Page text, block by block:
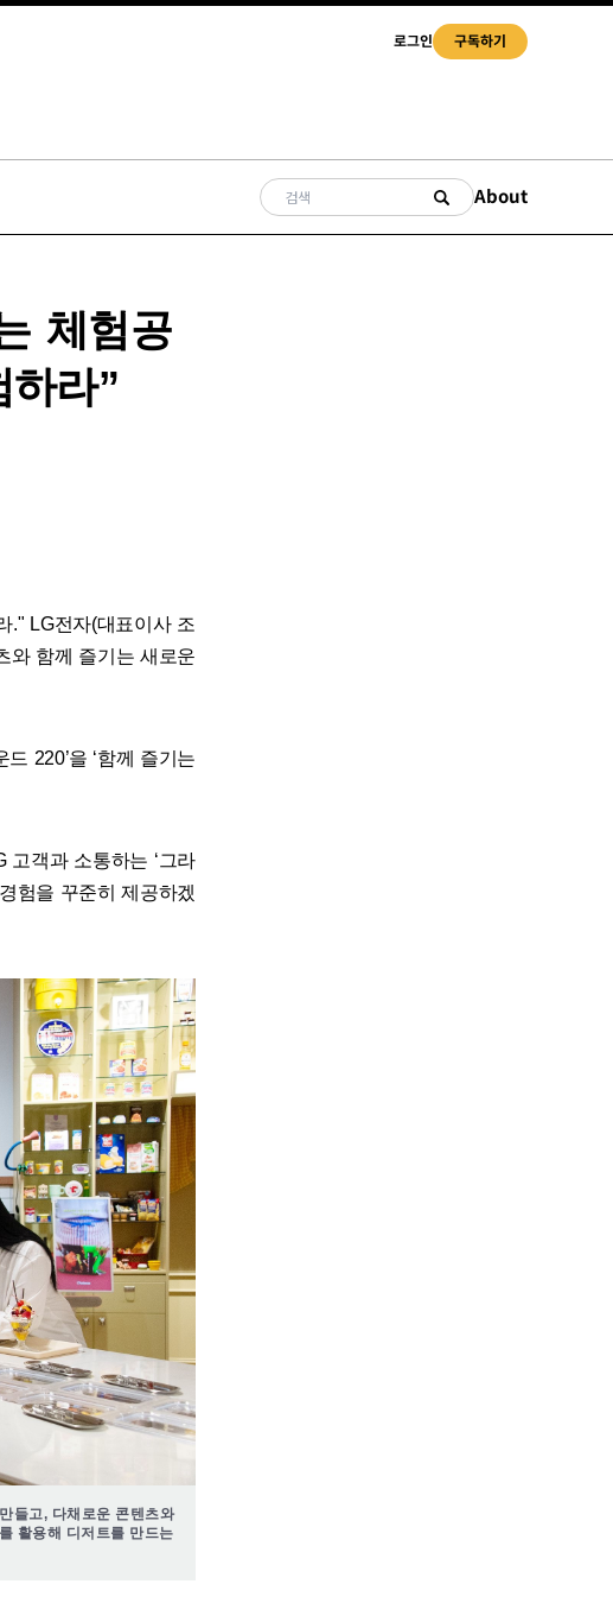
로그인 구독하기
About
체험공
하라”
." LG전자(대표이사 조
와 함께 즐기는 새로운
220’을 ‘함께 즐기는
고객과 소통하는 ‘그라
험을 꾸준히 제공하겠
들고, 다채로운 콘텐츠와
활용해 디저트를 만드는